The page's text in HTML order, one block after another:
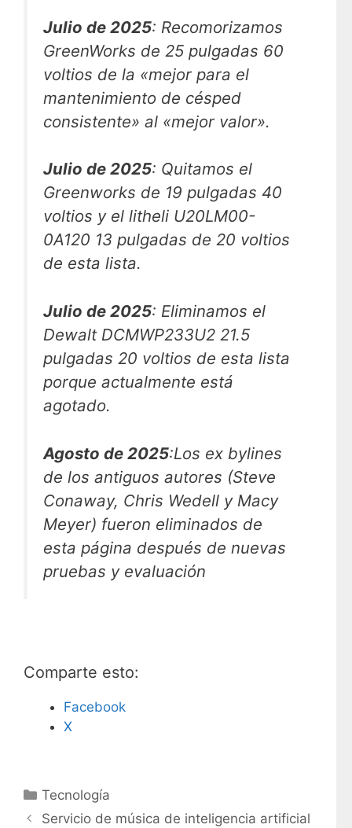
Julio de 2025: Recomorizamos
GreenWorks de 25 pulgadas 60
voltios de la «mejor para el
mantenimiento de césped
consistente» al «mejor valor».
Julio de 2025: Quitamos el
Greenworks de 19 pulgadas 40
voltios y el litheli U20LM00-
0A120 13 pulgadas de 20 voltios
de esta lista.
Julio de 2025: Eliminamos el
Dewalt DCMWP233U2 21.5
pulgadas 20 voltios de esta lista
porque actualmente está
agotado.
Agosto de 2025:Los ex bylines
de los antiguos autores (Steve
Conaway, Chris Wedell y Macy
Meyer) fueron eliminados de
esta página después de nuevas
pruebas y evaluación
Comparte esto:
Facebook
X
C
a
Tecnología
Servicio de música de inteligencia artificial